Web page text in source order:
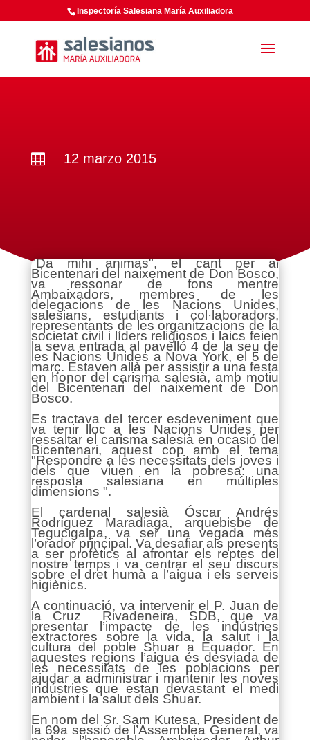
Inspectoría Salesiana María Auxiliadora
 12 marzo 2015
"Da mihi animas", el cant per al
Bicentenari del naixement de Don Bosco,
va ressonar de fons mentre
Ambaixadors, membres de les
delegacions de les Nacions Unides,
salesians, estudiants i col·laboradors,
representants de les organitzacions de la
societat civil i líders religiosos i laics feien
la seva entrada al pavelló 4 de la seu de
les Nacions Unides a Nova York, el 5 de
març. Estaven allà per assistir a una festa
en honor del carisma salesià, amb motiu
del Bicentenari del naixement de Don
Bosco.
Es tractava del tercer esdeveniment que
va tenir lloc a les Nacions Unides per
ressaltar el carisma salesià en ocasió del
Bicentenari, aquest cop amb el tema
"Respondre a les necessitats dels joves i
dels que viuen en la pobresa: una
resposta salesiana en múltiples
dimensions ".
El cardenal salesià Óscar Andrés
Rodríguez Maradiaga, arquebisbe de
Tegucigalpa, va ser una vegada més
l’orador principal. Va desafiar als presents
a ser profètics al afrontar els reptes del
nostre temps i va centrar el seu discurs
sobre el dret humà a l’aigua i els serveis
higiènics.
A continuació, va intervenir el P. Juan de
la Cruz Rivadeneira, SDB, que va
presentar l’impacte de les indústries
extractores sobre la vida, la salut i la
cultura del poble Shuar a Equador. En
aquestes regions l’aigua és desviada de
les necessitats de les poblacions per
ajudar a administrar i mantenir les noves
indústries que estan devastant el medi
ambient i la salut dels Shuar.
En nom del Sr. Sam Kutesa, President de
la 69a sessió de l’Assemblea General, va